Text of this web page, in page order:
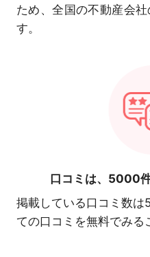
ため、全国の不動産会
す。
口コミは、 5000
掲載している口コミ数
ての口コミを無料でみる